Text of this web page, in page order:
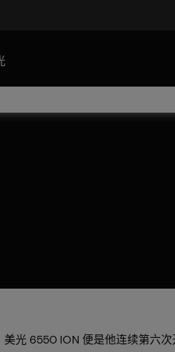
光 6550 ION 便是他连续第六次